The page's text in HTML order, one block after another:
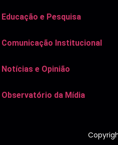
Educação e Pesquisa
Comunicação Institucional
Notícias e Opinião
Observatório da Mídia